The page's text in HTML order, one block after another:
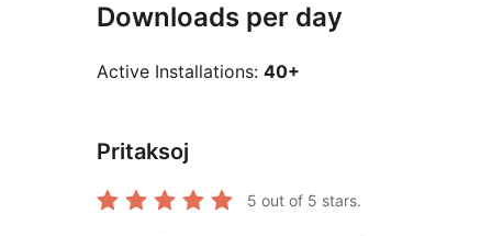
Downloads per day
Active Installations: 40+
Pritaksoj
5 out of 5 stars.